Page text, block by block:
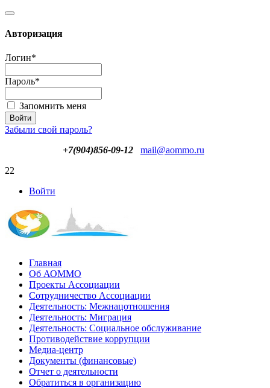
Авторизация
Логин*
Пароль*
Запомнить меня
Забыли свой пароль?
+7(904)856-09-12
mail@aommo.ru
22
Войти
Главная
Об АОММО
Проекты Ассоциации
Сотрудничество Ассоциации
Деятельность: Межнацотношения
Деятельность: Миграция
Деятельность: Социальное обслуживание
Противодействие коррупции
Медиа-центр
Документы (финансовые)
Отчет о деятельности
Обратиться в организацию